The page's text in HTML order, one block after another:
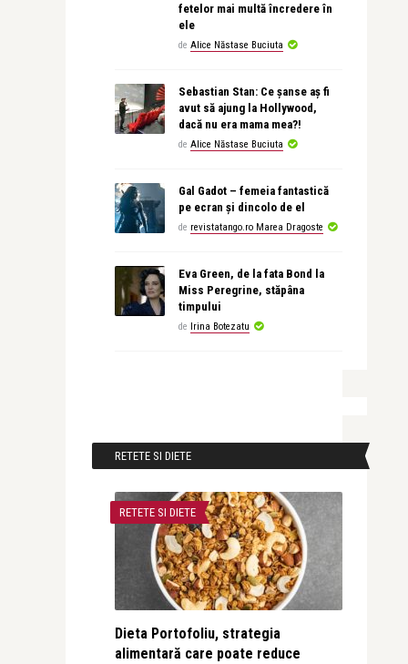
fetelor mai multă încredere în
ele
de Alice Năstase Buciuta
Sebastian Stan: Ce șanse aș fi
avut să ajung la Hollywood,
dacă nu era mama mea?!
de Alice Năstase Buciuta
Gal Gadot – femeia fantastică
pe ecran și dincolo de el
de revistatango.ro Marea Dragoste
Eva Green, de la fata Bond la
Miss Peregrine, stăpâna
timpului
de Irina Botezatu
RETETE SI DIETE
RETETE SI DIETE
Dieta Portofoliu, strategia
alimentară care poate reduce